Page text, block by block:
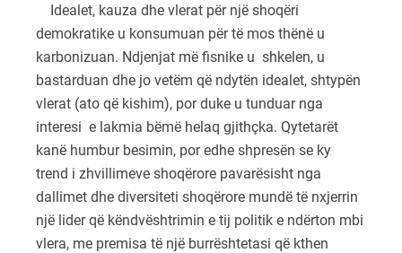
Idealet, kauza dhe vlerat për një shoqëri
demokratike u konsumuan për të mos thënë u
karbonizuan. Ndjenjat më fisnike u shkelen, u
bastarduan dhe jo vetëm që ndytën idealet, shtypën
vlerat (ato që kishim), por duke u tunduar nga
interesi e lakmia bëmë helaq gjithçka. Qytetarët
kanë humbur besimin, por edhe shpresën se ky
trend i zhvillimeve shoqërore pavarësisht nga
dallimet dhe diversiteti shoqërore mundë të nxjerrin
një lider që këndvështrimin e tij politik e ndërton mbi
vlera, me premisa të një burrështetasi që kthen